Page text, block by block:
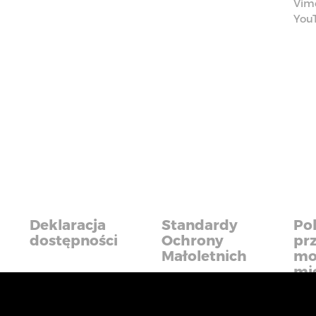
Deklaracja
dostępności
Standardy
Ochrony
Małoletnich